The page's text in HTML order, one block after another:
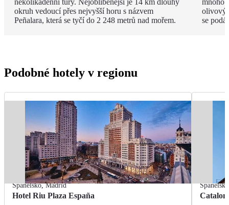
několikadenní túry. Nejoblíbenější je 14 km dlouhý
okruh vedoucí přes nejvyšší horu s názvem
Peñalara, která se tyčí do 2 248 metrů nad mořem.
mnoho
se
Podobné hotely v regionu
Španělsko,Madrid
Hotel Riu Plaza España
Španělsko